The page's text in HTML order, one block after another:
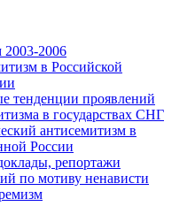
2006
в Российской
тенденции проявлений
в государствах СНГ
антисемитизм в
России
репортажи
по мотиву ненависти